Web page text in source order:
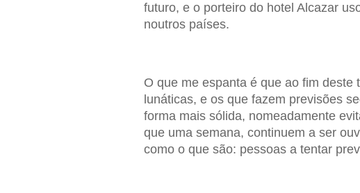
futuro, e o porteiro do hotel Alcazar
noutros países.
O que me espanta é que ao fim
lunáticas, e os que fazem previsões
forma mais sólida, nomeadamente
que uma semana, continuem a ser
como o que são: pessoas a tentar